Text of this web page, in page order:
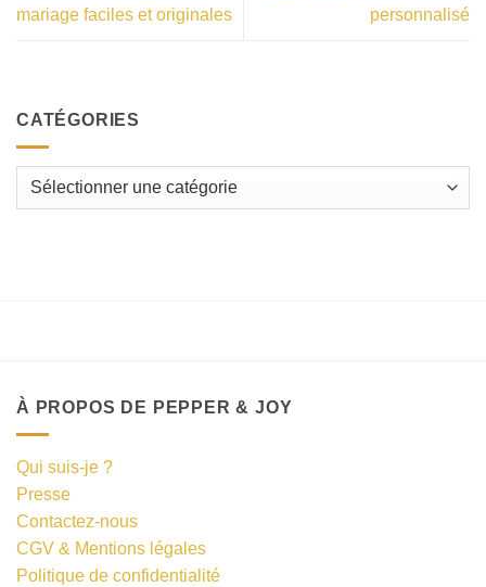
mariage faciles et originales
personnalisé
CATÉGORIES
Catégories
À PROPOS DE PEPPER & JOY
Qui suis-je ?
Presse
Contactez-nous
CGV & Mentions légales
Politique de confidentialité